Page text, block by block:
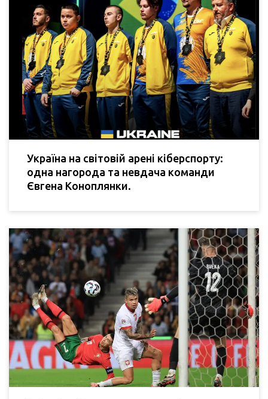
Україна на світовій арені кіберспорту:
одна нагорода та невдача команди
Євгена Коноплянки.